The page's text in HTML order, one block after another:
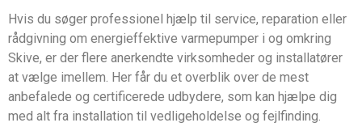
Hvis du søger professionel hjælp til service, reparation eller
rådgivning om energieffektive varmepumper i og omkring
Skive, er der flere anerkendte virksomheder og installatører
at vælge imellem. Her får du et overblik over de mest
anbefalede og certificerede udbydere, som kan hjælpe dig
med alt fra installation til vedligeholdelse og fejlfinding.